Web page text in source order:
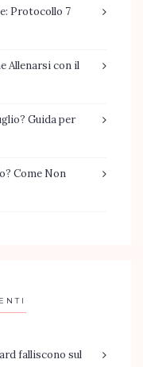
Protocollo 7
Allenarsi con il
Guida per
Come Non
falliscono sul